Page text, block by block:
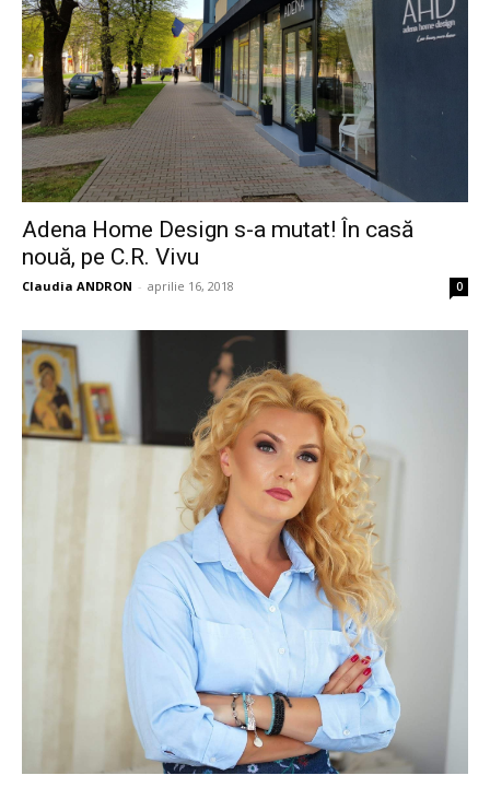
Adena Home Design s-a mutat! În casă
nouă, pe C.R. Vivu
Claudia ANDRON - aprilie 16, 2018 0